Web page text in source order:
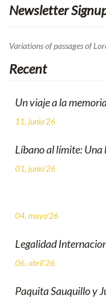
Newsletter
Variations of passages of
Recent
Un viaje a la
11, junio'26
Líbano al límite: Una
01, junio'26
04, mayo'26
Legalidad
06, abril'26
Paquita Sauquillo y